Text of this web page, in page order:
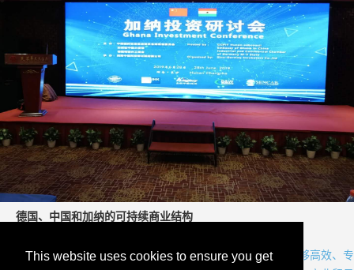
This website uses cookies to ensure you get
德国、中国和加纳的可持续商业结构
在德国，以及中国和加纳，我们拥有切实可行的业务结构，能够高效、专